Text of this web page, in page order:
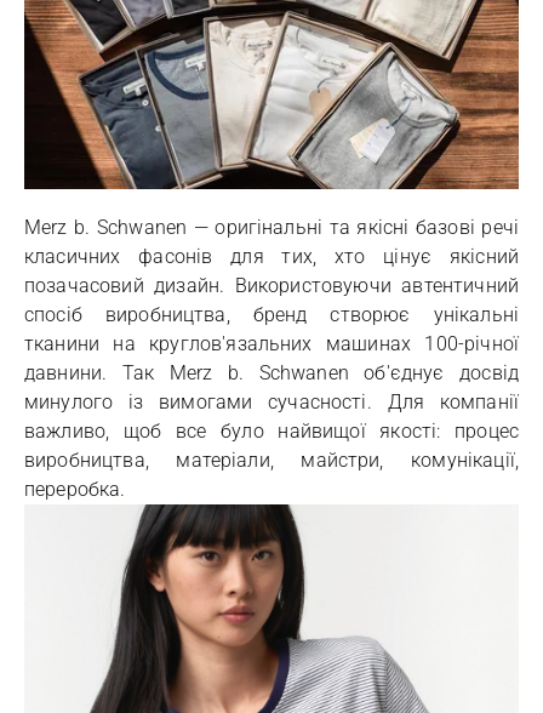
Merz b. Schwanen — оригінальні та якісні базові речі
класичних фасонів для тих, хто цінує якісний
позачасовий дизайн. Використовуючи автентичний
спосіб виробництва, бренд створює унікальні
тканини на круглов'язальних машинах 100-річної
давнини. Так Merz b. Schwanen об'єднує досвід
минулого із вимогами сучасності. Для компанії
важливо, щоб все було найвищої якості: процес
виробництва, матеріали, майстри, комунікації,
переробка.